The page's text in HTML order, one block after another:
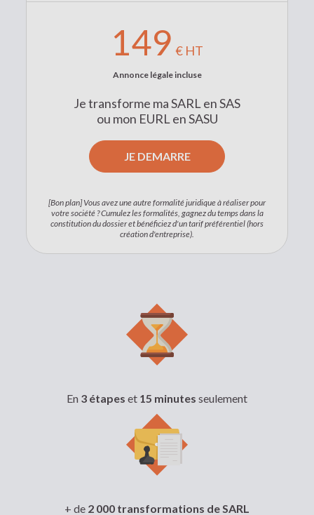
149€ HT
Annonce légale incluse
Je transforme ma SARL en SAS
ou mon EURL en SASU
JE DEMARRE
[Bon plan] Vous avez une autre formalité juridique à réaliser pour
votre société ? Cumulez les formalités, gagnez du temps dans la
constitution du dossier et bénéficiez d'un tarif préférentiel (hors
création d'entreprise).
En 3 étapes et 15 minutes seulement
+ de 2 000 transformations de SARL